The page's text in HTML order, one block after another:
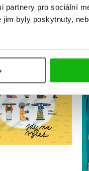
pro sociální
byly poskytnuty,
ZAJÍMAT
tet jde na výlet
Daniela Fischerová